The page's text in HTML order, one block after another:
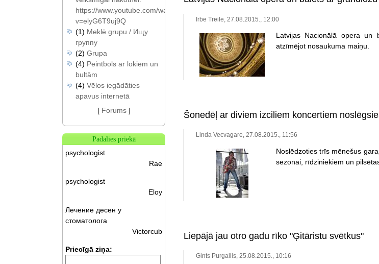
Irbe Treile, 27.08.2015., 12:00
Latvijas Nacionālā opera un
atzīmējot nosaukuma maiņu.
Šonedēļ ar diviem izciliem koncertiem
Linda Vecvagare, 27.08.2015., 11:56
Noslēdzoties trīs mēnešus
sezonai, rīdziniekiem un
Liepājā jau otro gadu rīko "Ģitāristu svētkus"
Gints Purgailis, 25.08.2015., 10:16
https://www.youtube.com/watch?
v=elyG6T9uj9Q
(1) Meklē grupu / Ищу
группу
(2) Grupa
(4) Peintbols ar lokiem un
bultām
(4) Vēlos iegādāties
apavus internetā
[ Forums]
Padalies priekā
psychologist
Rae
psychologist
Eloy
Лечение десен у
стоматолога
Victorcub
Priecīgā ziņa: